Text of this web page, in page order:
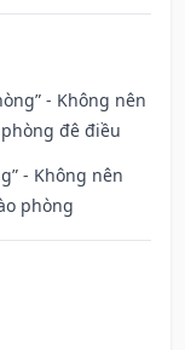
- Không nên
đê điều
- Không nên
phòng